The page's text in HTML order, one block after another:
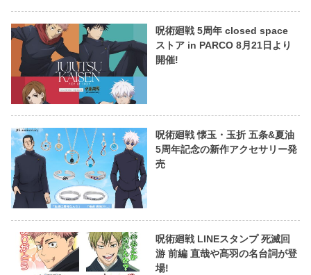
呪術廻戦 5周年 closed space
ストア in PARCO 8月21日より
開催!
呪術廻戦 懐玉・玉折 五条&夏油
5周年記念の新作アクセサリー発
売
呪術廻戦 LINEスタンプ 死滅回
游 前編 直哉や髙羽の名台詞が登
場!